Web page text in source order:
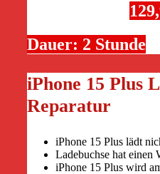
Dauer: 2 Stunde
iPhone 15 Plus
Reparatur
iPhone 15 Plus lädt
Ladebuchse hat einen
iPhone 15 Plus wird